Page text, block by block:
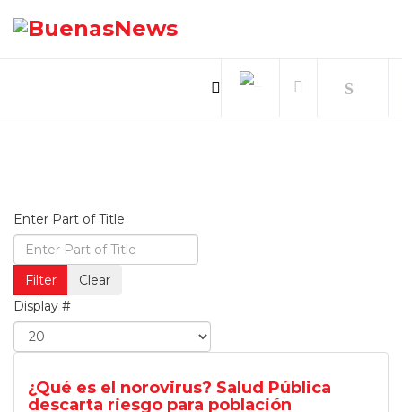
Enter Part of Title
Filter
Clear
Display #
¿Qué es el norovirus? Salud Pública
descarta riesgo para población